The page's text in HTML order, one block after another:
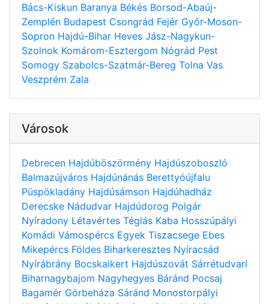
Bács-Kiskun Baranya Békés Borsod-Abaúj-
Zemplén Budapest Csongrád Fejér Győr-Moson-
Sopron Hajdú-Bihar Heves Jász-Nagykun-
Szolnok Komárom-Esztergom Nógrád Pest
Somogy Szabolcs-Szatmár-Bereg Tolna Vas
Veszprém Zala
Városok
Debrecen Hajdúböszörmény Hajdúszoboszló
Balmazújváros Hajdúnánás Berettyóújfalu
Püspökladány Hajdúsámson Hajdúhadház
Derecske Nádudvar Hajdúdorog Polgár
Nyíradony Létavértes Téglás Kaba Hosszúpályi
Komádi Vámospércs Egyek Tiszacsege Ebes
Mikepércs Földes Biharkeresztes Nyíracsád
Nyírábrány Bocskaikert Hajdúszovát Sárrétudvari
Biharnagybajom Nagyhegyes Báránd Pocsaj
Bagamér Görbeháza Sáránd Monostorpályi